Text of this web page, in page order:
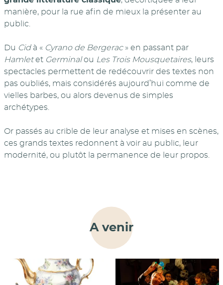
manière, pour la rue afin de mieux la présenter au
public.
Du Cidà « Cyrano de Bergerac» en passant par
Hamletet Germinalou Les Trois Mousquetaires, leurs
spectacles permettent de redécouvrir des textes non
pas oubliés, mais considérés aujourd’hui comme de
vielles barbes, ou alors devenus de simples
archétypes.
Or passés au crible de leur analyse et mises en scènes,
ces grands textes redonnent à voir au public, leur
modernité, ou plutôt la permanence de leur propos.
A venir